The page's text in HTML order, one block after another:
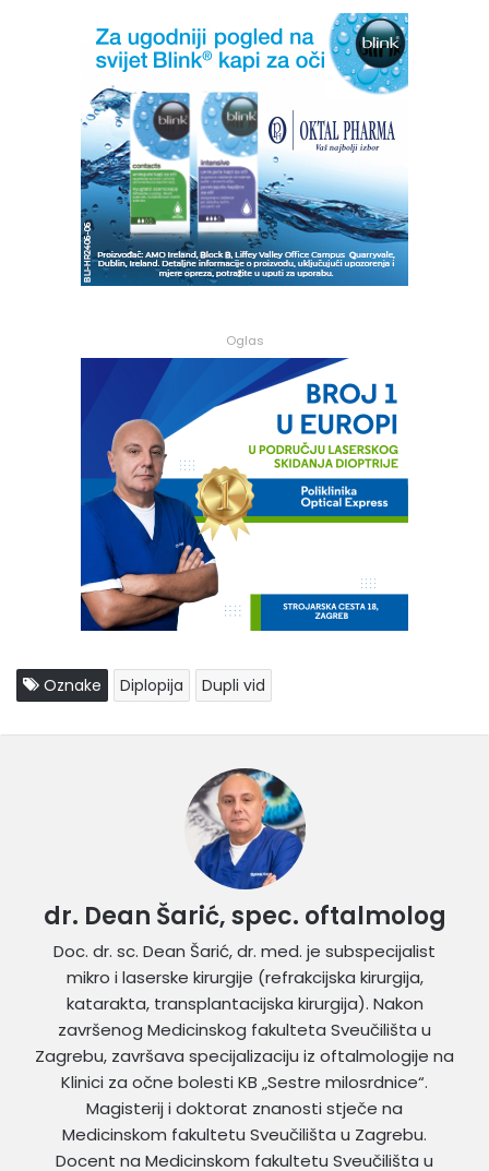
Oglas
Oznake Diplopija Dupli vid
dr. Dean Šarić, spec. oftalmolog
Doc. dr. sc. Dean Šarić, dr. med. je subspecijalist
mikro i laserske kirurgije (refrakcijska kirurgija,
katarakta, transplantacijska kirurgija). Nakon
završenog Medicinskog fakulteta Sveučilišta u
Zagrebu, završava specijalizaciju iz oftalmologije na
Klinici za očne bolesti KB „Sestre milosrdnice“.
Magisterij i doktorat znanosti stječe na
Medicinskom fakultetu Sveučilišta u Zagrebu.
Docent na Medicinskom fakultetu Sveučilišta u